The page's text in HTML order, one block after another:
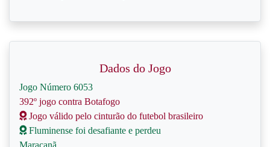
Dados do Jogo
Jogo Número 6053
392º jogo contra Botafogo
Jogo válido pelo cinturão do futebol brasileiro
Fluminense foi desafiante e perdeu
Maracanã